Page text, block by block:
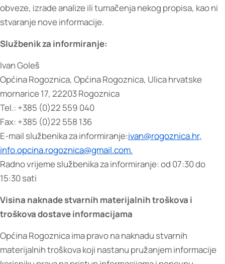
obveze, izrade analize ili tumačenja nekog propisa, kao ni
stvaranje nove informacije.
Službenik za informiranje:
Ivan Goleš
Općina Rogoznica, Općina Rogoznica, Ulica hrvatske
mornarice 17, 22203 Rogoznica
Tel.: +385 (0)22 559 040
Fax: +385 (0)22 558 136
E-mail službenika za informiranje:ivan@rogoznica.hr,
info.opcina.rogoznica@gmail.com.
Radno vrijeme službenika za informiranje: od 07:30 do
15:30 sati
Visina naknade stvarnih materijalnih troškova i
troškova dostave informacijama
Općina Rogoznica ima pravo na naknadu stvarnih
materijalnih troškova koji nastanu pružanjem informacije